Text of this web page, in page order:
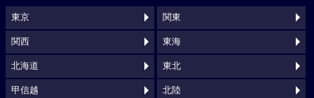
東京 関東
関西 東海
北海道 東北
甲信越 北陸